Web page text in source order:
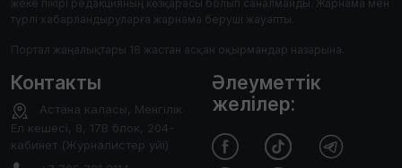
жеке пікірі редакцияның көзқарасы болып саналмайды. Жарнама мен
түрлі хабарландыруларға жарнама беруші жауапты.
Портал жаңалықтары 18 жастан асқан оқырмандар назарына.
Контакты
Астана каласы, Менгілік
Ел кешесі, 8, 17В блок, 204-
кабинет (Журналистер уйі)
Әлеуметтік
желілер: